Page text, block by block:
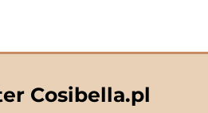
Cosibella.pl